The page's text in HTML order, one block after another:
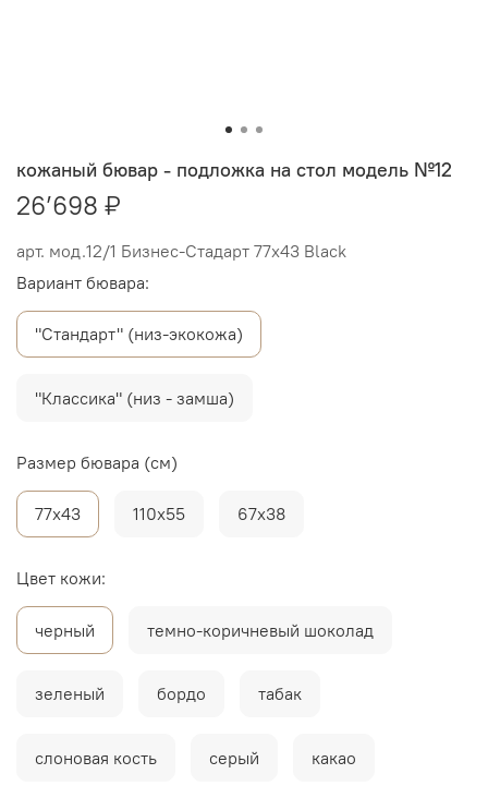
арт. мод.12/1 Бизнес-Стадарт 77х43 Black
кожаный бювар - подложка на стол модель №12
26’698 ₽
Вариант бювара:
"Стандарт" (низ-экокожа)
"Классика" (низ - замша)
Размер бювара (см)
77х43 110х55 67х38
Цвет кожи:
черный темно-коричневый шоколад
зеленый бордо табак
слоновая кость серый какао